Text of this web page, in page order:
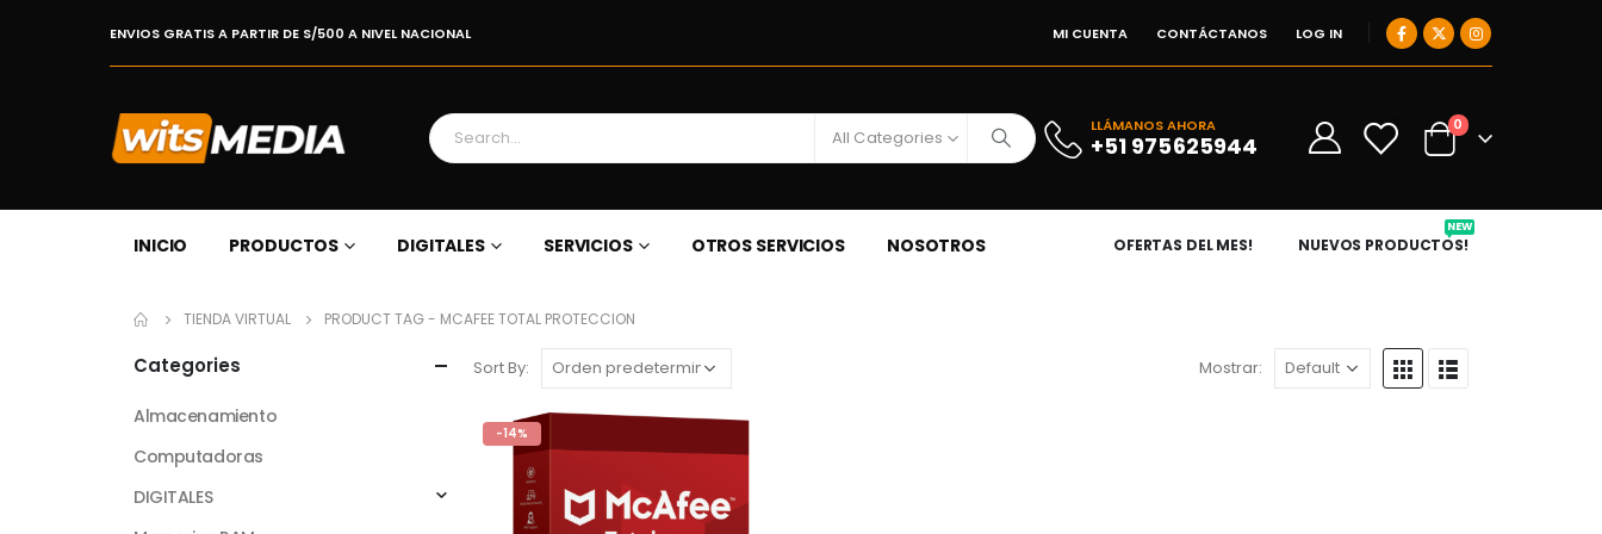
ENVIOS GRATIS A PARTIR DE S/500 A NIVEL NACIONAL MI CUENTA CONTÁCTANOS LOG IN
All Categories
LLÁMANOS AHORA
+51 975625944
0 0
INICIO PRODUCTOS DIGITALES SERVICIOS OTROS SERVICIOS NOSOTROS OFERTAS DEL MES! NUEVOS PRODUCTOS!
NEW
TIENDA VIRTUAL PRODUCT TAG - MCAFEE TOTAL PROTECCION
Sort By: Mostrar:
-14%
Categories
Almacenamiento
Computadoras
DIGITALES